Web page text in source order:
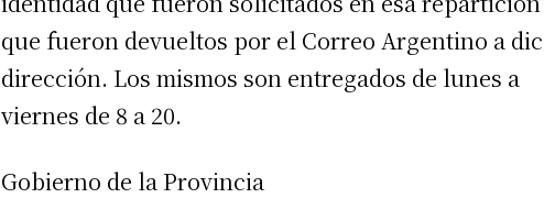
que fueron devueltos por el Correo Argentino a
dirección. Los mismos son entregados de lunes a
viernes de 8 a 20.
Gobierno de la Provincia